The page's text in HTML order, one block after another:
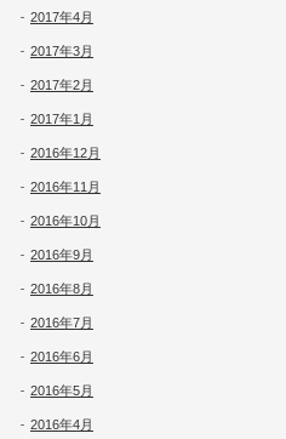
2017年4月
2017年3月
2017年2月
2017年1月
2016年12月
2016年11月
2016年10月
2016年9月
2016年8月
2016年7月
2016年6月
2016年5月
2016年4月